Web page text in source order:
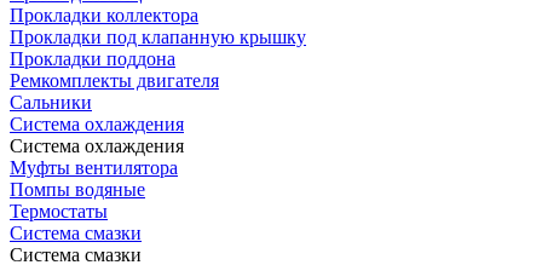
Прокладки коллектора
Прокладки под клапанную крышку
Прокладки поддона
Ремкомплекты двигателя
Сальники
Система охлаждения
Система охлаждения
Муфты вентилятора
Помпы водяные
Термостаты
Система смазки
Система смазки